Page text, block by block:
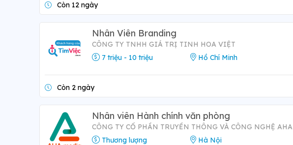
Còn 12 ngày
Nhân Viên Branding
CÔNG TY TNHH GIÁ TRỊ TINH HOA VIỆT
7 triệu - 10 triệu
Hồ Chí Minh
Còn 2 ngày
Nhân viên Hành chính văn phòng
CÔNG TY CỔ PHẦN TRUYỀN THÔNG VÀ CÔNG NGHỆ AHA
Thương lượng
Hà Nội